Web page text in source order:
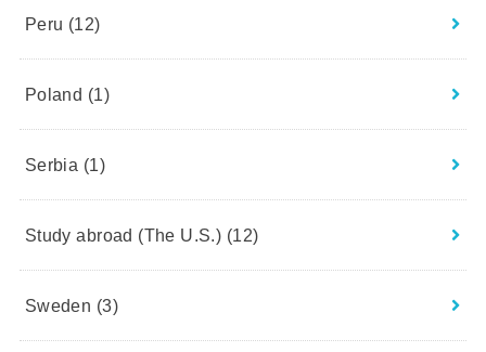
Peru (12)
Poland (1)
Serbia (1)
Study abroad (The U.S.) (12)
Sweden (3)